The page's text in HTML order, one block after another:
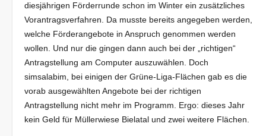
diesjährigen Förderrunde schon im Winter ein zusätzliches
Vorantragsverfahren. Da musste bereits angegeben werden,
welche Förderangebote in Anspruch genommen werden
wollen. Und nur die gingen dann auch bei der „richtigen“
Antragstellung am Computer auszuwählen. Doch
simsalabim, bei einigen der Grüne-Liga-Flächen gab es die
vorab ausgewählten Angebote bei der richtigen
Antragstellung nicht mehr im Programm. Ergo: dieses Jahr
kein Geld für Müllerwiese Bielatal und zwei weitere Flächen.